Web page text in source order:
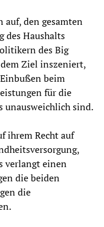
auf, den gesamten
des Haushalts
des Big
Ziel inszeniert,
beim
für die
unausweichlich sind.
ihrem Recht auf
verlangt einen
die beiden
die